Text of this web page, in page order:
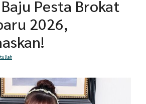
Pesta Brokat
2026,